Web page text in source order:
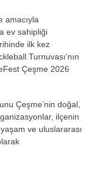
TikTok
amacıyla
ev sahipliği
ilk kez
Turnuvası’nın
Çeşme 2026
Çeşme’nin doğal,
ilçenin
ve uluslararası